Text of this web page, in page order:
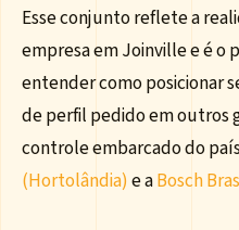
Esse conjunto reflete a
empresa em Joinville e é o
entender como posicionar
de perfil pedido em outros
controle embarcado do
(Hortolândia) e aBosch